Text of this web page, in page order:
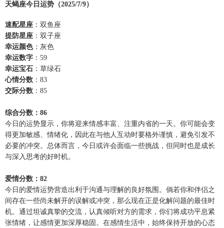
天蝎座今日运势（2025/7/9）
速配星座 ：双鱼座
提防星座 ：双子座
幸运颜色：灰色
幸运数字 ：59
幸运宝石 ：草绿石
心情分数 ：83
交际分数 ：85
综合分数：86
今日的运势显示，你将迎来情感丰富、注重内省的一天。你可能会变
得更加敏感、情绪化，因此在与他人互动时要格外谨慎，避免引发不
必要的冲突。总体而言，今日或许会面临一些挑战，但同时也是成长
与深入思考的好时机。
爱情分数：82
今日的爱情运势营造出利于沟通与理解的良好氛围。倘若你和伴侣之
间存在一些尚未解开的误解或冲突，那么现在正是化解问题的最佳时
机。通过坦诚真挚的交流，认真倾听对方的需求，你们将成功平息紧
张情绪，让感情更加深厚稳固。在感情生活中，始终保持开放的心态